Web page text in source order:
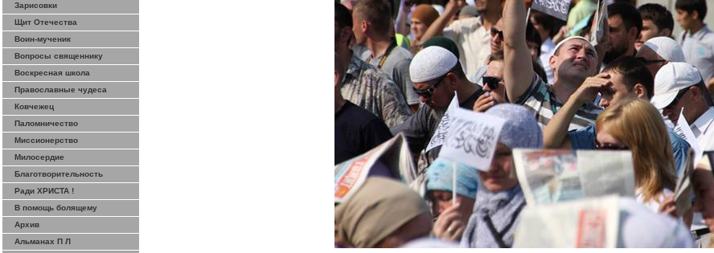
Зарисовки
Щит Отечества
Воин-мученик
Вопросы священнику
Воскресная школа
Православные чудеса
Ковчежец
Паломничество
Миссионерство
Милосердие
Благотворительность
Ради ХРИСТА !
В помощь болящему
Архив
Альманах П Л